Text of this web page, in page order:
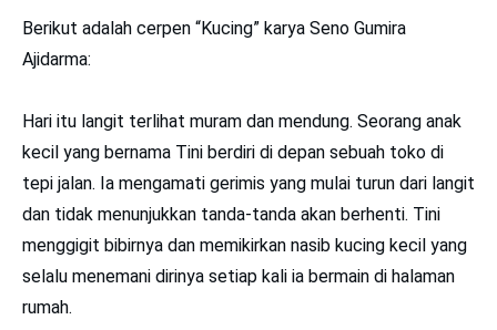
Berikut adalah cerpen “Kucing” karya Seno Gumira
Ajidarma:
Hari itu langit terlihat muram dan mendung. Seorang anak
kecil yang bernama Tini berdiri di depan sebuah toko di
tepi jalan. Ia mengamati gerimis yang mulai turun dari langit
dan tidak menunjukkan tanda-tanda akan berhenti. Tini
menggigit bibirnya dan memikirkan nasib kucing kecil yang
selalu menemani dirinya setiap kali ia bermain di halaman
rumah.